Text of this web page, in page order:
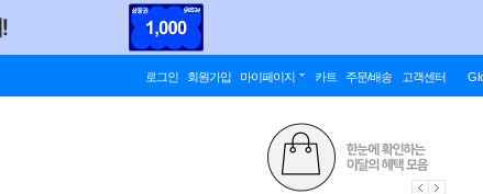
로그인 회원가입 마이페이지 카트 주문/배송 고객센터